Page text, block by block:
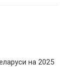
на 2025